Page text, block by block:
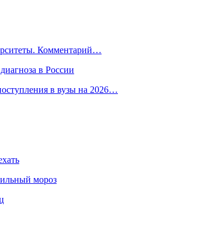
Комментарий…
в России
в вузы на 2026…
мороз